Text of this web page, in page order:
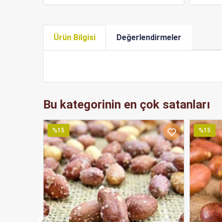
Ürün Bilgisi Değerlendirmeler
Bu kategorinin en çok satanları
%15 %15